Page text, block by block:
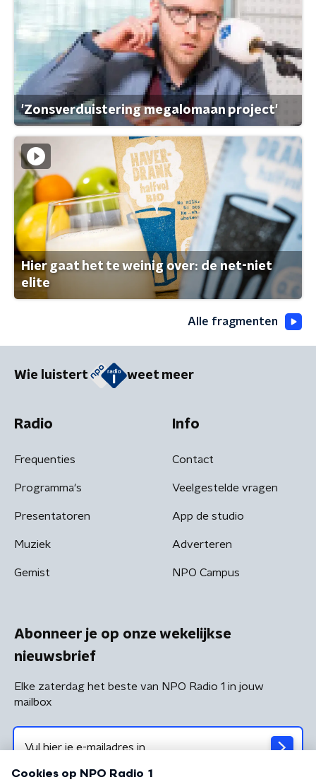
'Zonsverduistering megalomaan project'
Hier gaat het te weinig over: de net-niet
elite
Alle fragmenten
Wie luistert weet meer
Radio
Frequenties
Programma's
Presentatoren
Muziek
Gemist
Info
Contact
Veelgestelde vragen
App de studio
Adverteren
NPO Campus
Abonneer je op onze wekelijkse
nieuwsbrief
Elke zaterdag het beste van NPO Radio 1 in jouw
mailbox